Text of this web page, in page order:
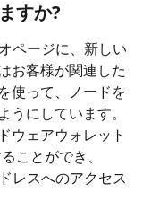
すか?
ページに、新しい
お客様が関連した
使って、ノードを
にしています。
ウェアウォレット
ことができ、
レスへのアクセス